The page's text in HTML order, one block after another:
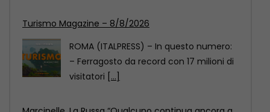
voltare le spalle”
ROMA (ITALPRESS) – “Non voglio
sporcare questa commemorazione
con atti che considero di squallida